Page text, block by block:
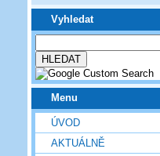
Vyhledat
Menu
ÚVOD
AKTUÁLNĚ